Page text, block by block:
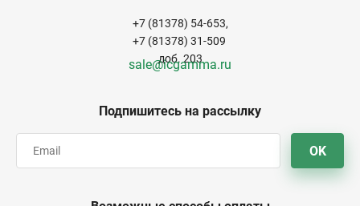
Подпишитесь на рассылку
OK
+7 (81378) 54-653,
+7 (81378) 31-509
доб. 203
sale@icgamma.ru